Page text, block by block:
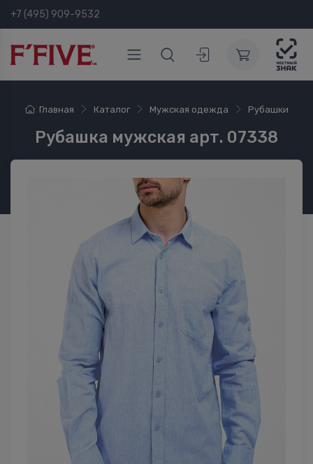
+7 (495) 909-9532
Главная Каталог Мужская одежда Рубашки
Рубашка мужская арт. 07338